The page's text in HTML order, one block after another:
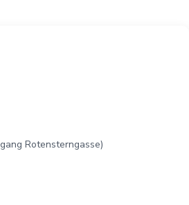
Rotensterngasse)